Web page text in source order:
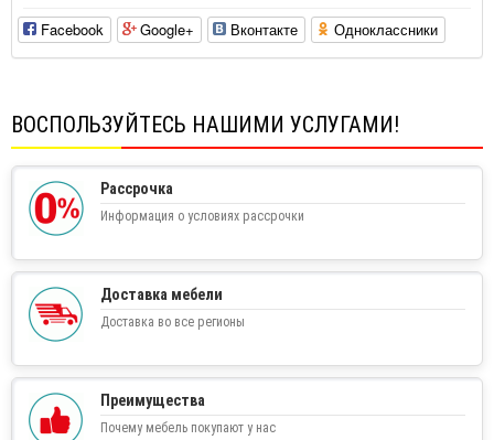
Facebook Google+ Вконтакте Одноклассники
ВОСПОЛЬЗУЙТЕСЬ НАШИМИ УСЛУГАМИ!
Рассрочка
Информация о условиях рассрочки
Доставка мебели
Доставка во все регионы
Преимущества
Почему мебель покупают у нас